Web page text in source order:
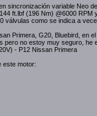
sincronización variable Neo
ft.lbf (196 Nm) @6000
válvulas como se indica a
Primera, G20, Bluebird, en
pero no estoy muy seguro, he
- P12 Nissan Primera
este motor: